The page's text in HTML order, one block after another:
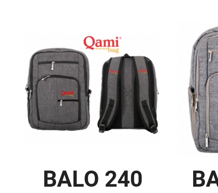
BALO 240